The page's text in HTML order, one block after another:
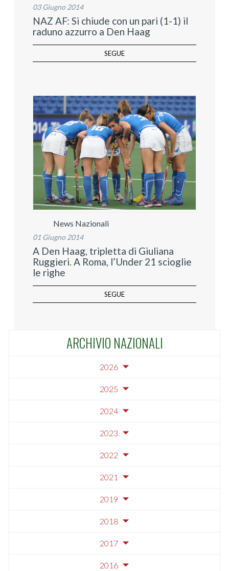
03 Giugno 2014
NAZ AF: Si chiude con un pari (1-1) il
raduno azzurro a Den Haag
SEGUE
News Nazionali
01 Giugno 2014
A Den Haag, tripletta di Giuliana
Ruggieri. A Roma, l’Under 21 scioglie
le righe
SEGUE
ARCHIVIO NAZIONALI
2026
2025
2024
2023
2022
2021
2019
2018
2017
2016